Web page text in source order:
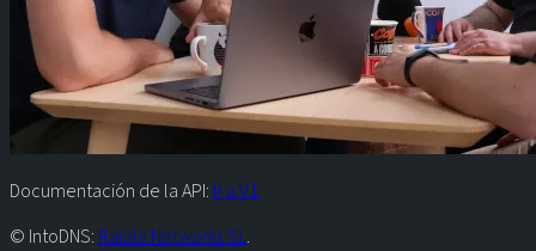
Documentación de la API: Ir a V1
© IntoDNS: Raiola Networks SL.